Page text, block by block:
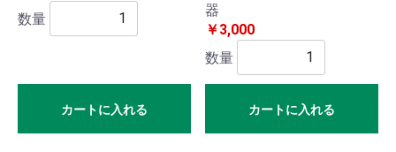
メー
医療
数量
カートに入れる
器
￥3,000
数量
カートに入れる